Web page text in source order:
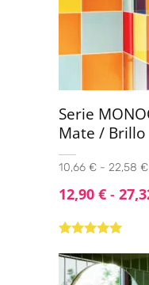
Serie
Mate / Brillo
10,66 € - 22,58 €
12,90 € -
5.00de 5